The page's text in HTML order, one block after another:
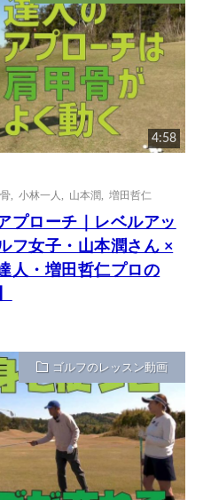
4:58
,小林一人 山本潤 ,増田哲仁
プローチ｜レベルアッ
フ女子・山本潤さん ×
人・増田哲仁プロの
ゴルフのレッスン動画